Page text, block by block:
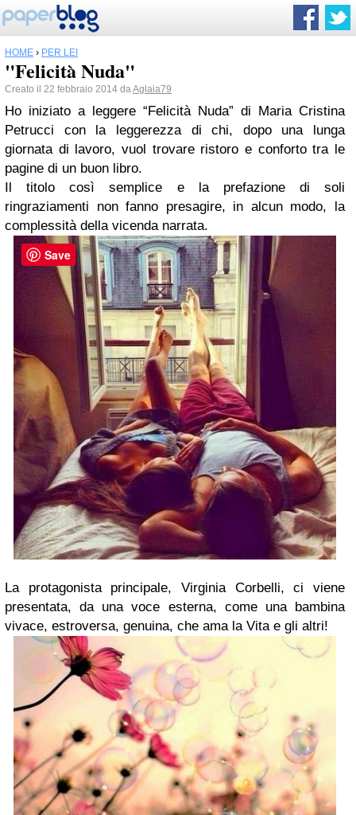
HOME › PER LEI
"Felicità Nuda"
Creato il 22 febbraio 2014 daAglaia79
Ho iniziato a leggere “Felicità Nuda” di Maria Cristina
Petrucci con la leggerezza di chi, dopo una lunga
giornata di lavoro, vuol trovare ristoro e conforto tra le
pagine di un buon libro.
Il titolo così semplice e la prefazione di soli
ringraziamenti non fanno presagire, in alcun modo, la
complessità della vicenda narrata.
La protagonista principale, Virginia Corbelli, ci viene
presentata, da una voce esterna, come una bambina
vivace, estroversa, genuina, che ama la Vita e gli altri!
Save